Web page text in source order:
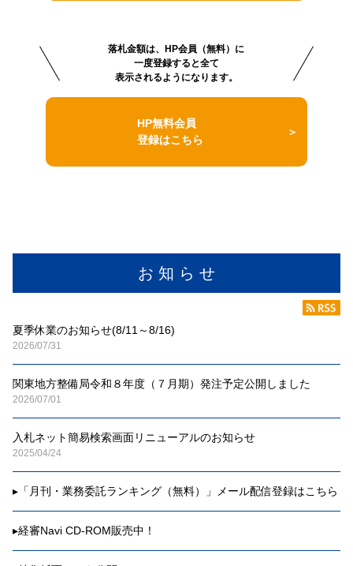
お 知 ら せ
夏季休業のお知らせ(8/11～8/16)
2026/07/31
関東地方整備局令和８年度（７月期）発注予定公開しました
2026/07/01
入札ネット簡易検索画面リニューアルのお知らせ
2025/04/24
▸ 「月刊・業務委託ランキング（無料）」メール配信登録はこちら
▸経審Navi CD-ROM販売中！
落札金額は、HP会員（無料）に
一度登録すると全て
表示されるようになります。
HP無料会員
登録はこちら